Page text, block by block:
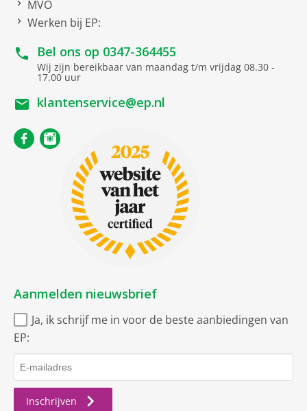
Beeldtechniek
Beeldverversing (Hz)
144
LED-Technologie
QD Mini LED
High Dynamic Range (HDR
10)
QLED-Technologie
High Dynamic Range (HDR
Hybrid Log Gamma (HLG)
[PPI]
Bruto afmetingen inclusief verpakking
bruto hoogte
100 cm
bruto diepte
MVO
Werken bij EP:
Bel ons op 0347-364455
Wij zijn bereikbaar van maandag t/m vrijdag 08.30 -
17.00 uur
klantenservice@ep.nl
Aanmelden nieuwsbrief
Ja, ik schrijf me in voor de beste aanbiedingen van
EP:
Inschrijven